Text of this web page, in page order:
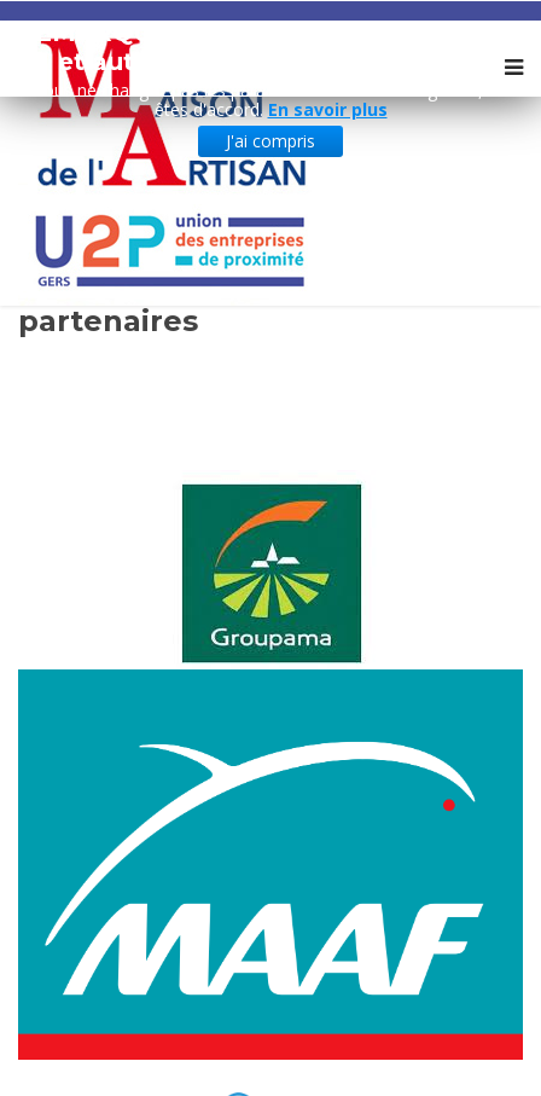
REMARQUE ! Ce site utilise des cookies
et autres technologies similaires.
Si vous ne changez pas les paramètres de votre navigateur, vous
êtes d'accord.En savoir plus
J'ai compris
partenaires